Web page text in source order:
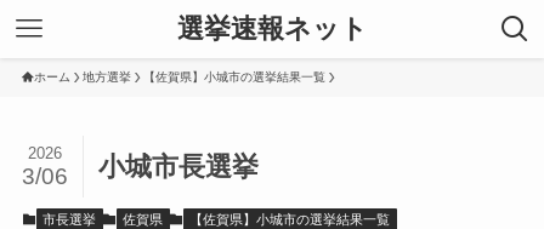
選挙速報ネット
ホーム 地方選挙 【佐賀県】小城市の選挙結果一覧
小城市長選挙
2026
3/06
市長選挙 佐賀県
【佐賀県】小城市の選挙結果一覧